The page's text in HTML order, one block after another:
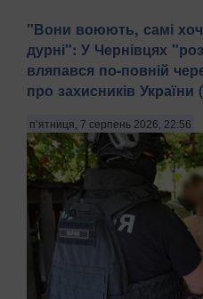
​"Вони воюють, самі
дурні": У Чернівцях
вляпався по-повній
про захисників України
п’ятниця, 7 серпень 2026, 22:56